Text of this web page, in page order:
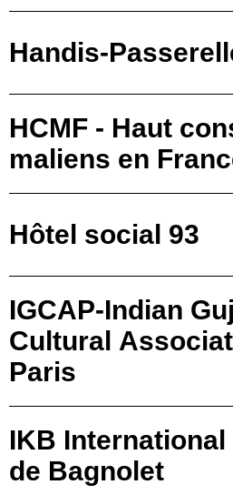
Handis-
HCMF - Haut
maliens en
Hôtel social 93
IGCAP-Indian
Cultural
Paris
IKB International
de Bagnolet